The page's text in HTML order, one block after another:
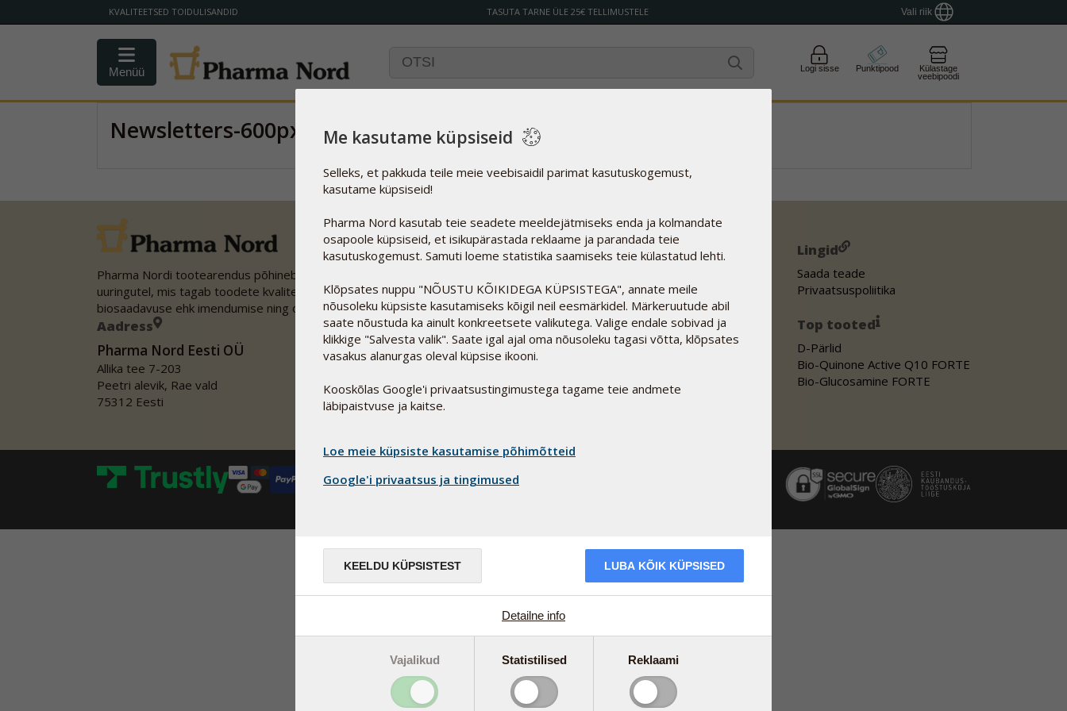
KVALITEETSED TOIDULISANDID TASUTA TARNE ÜLE 25€ TELLIMUSTELE Vali riik
Menüü Logi sisse Punktipood
Külastage
veebipoodi
Newsletters-600px
Pharma Nordi tootearendus põhineb teaduslikel
uuringutel, mis tagab toodete kvaliteedi, optimaalse
biosaadavuse ehk imendumise ning ohutuse.
Aadress
Pharma Nord Eesti OÜ
Allika tee 7-203
Peetri alevik, Rae vald
75312 Eesti
Kõnedele ja kirjadele vastame:
Telefon: 646 1030
eesti@pharmanord.com
eesti@pharmanord.com
Lingid
Saada teade
Privaatsuspoliitika
Top tooted
D-Pärlid
Bio-Quinone Active Q10 FORTE
Bio-Glucosamine FORTE
Me kasutame küpsiseid
Selleks, et pakkuda teile meie veebisaidil parimat kasutuskogemust,
kasutame küpsiseid!
Pharma Nord kasutab teie seadete meeldejätmiseks enda ja kolmandate
osapoole küpsiseid, et isikupärastada reklaame ja parandada teie
kasutuskogemust. Samuti loeme statistika saamiseks teie külastatud lehti.
Klõpsates nuppu "NÕUSTU KÕIKIDEGA KÜPSISTEGA", annate meile
nõusoleku küpsiste kasutamiseks kõigil neil eesmärkidel. Märkeruutude abil
saate nõustuda ka ainult konkreetsete valikutega. Valige endale sobivad ja
klikkige "Salvesta valik". Saate igal ajal oma nõusoleku tagasi võtta, klõpsates
vasakus alanurgas oleval küpsise ikooni.
Kooskõlas Google'i privaatsustingimustega tagame teie andmete
läbipaistvuse ja kaitse.
Loe meie küpsiste kasutamise põhimõtteid
Google'i privaatsus ja tingimused
KEELDU KÜPSISTEST LUBA KÕIK KÜPSISED
Detailne info
Vajalikud Statistilised Reklaami